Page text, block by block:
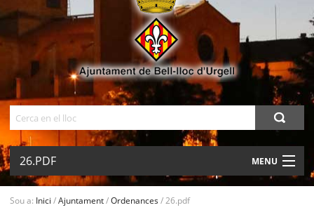
26.PDF MENU
Sou a: Inici /Ajuntament/Ordenances/26.pdf